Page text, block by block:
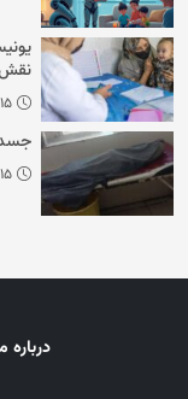
نقش
جسد یک
درباره